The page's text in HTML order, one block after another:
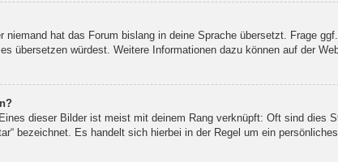
hat das Forum bislang in deine Sprache übersetzt. Frage
übersetzen würdest. Weitere Informationen dazu können auf der
dieser Bilder ist meist mit deinem Rang verknüpft: Oft sind dies
bezeichnet. Es handelt sich hierbei in der Regel um ein